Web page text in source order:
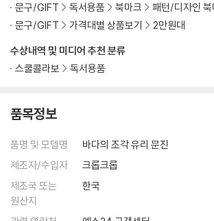
수상내역 및 미디어 추천 분류
스쿨콜라보
독서용품
문구/GIFT
독서용품 북마크
패턴/디자인 북
문구/GIFT
가격대별 상품보기 2만원대
품목정보
품명 및 모델명
바다의 조각 유리 문진
제조자/수입자
크롭크롭
제조국 또는
원산지
한국